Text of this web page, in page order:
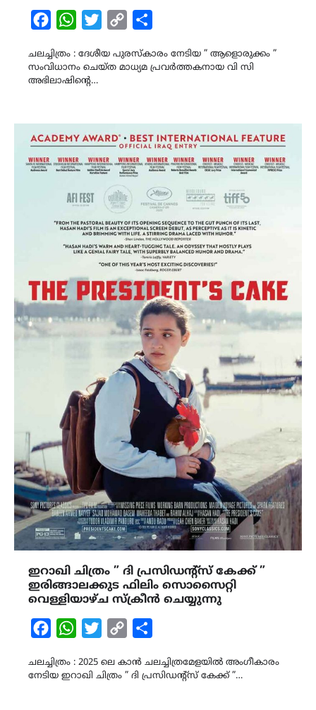
FacebookWhatsAppTwitterCopy
ചലച്ചിത്രം : ദേശീയ പുരസ്കാരം നേടിയ ” ആളൊരുക്കം ”
സംവിധാനം ചെയ്ത മാധ്യമ പ്രവർത്തകനായ വി സി
അഭിലാഷിൻ്റെ…
ഇറാഖി ചിത്രം ” ദി പ്രസിഡൻ്റ്സ് കേക്ക് ”
ഇരിങ്ങാലക്കുട ഫിലിം സൊസൈറ്റി
വെള്ളിയാഴ്ച സ്‌ക്രീൻ ചെയ്യുന്നു
FacebookWhatsAppTwitterCopy
ചലച്ചിത്രം : 2025 ലെ കാൻ ചലച്ചിത്രമേളയിൽ അംഗീകാരം
നേടിയ ഇറാഖി ചിത്രം ” ദി പ്രസിഡൻ്റ്സ് കേക്ക് ”…